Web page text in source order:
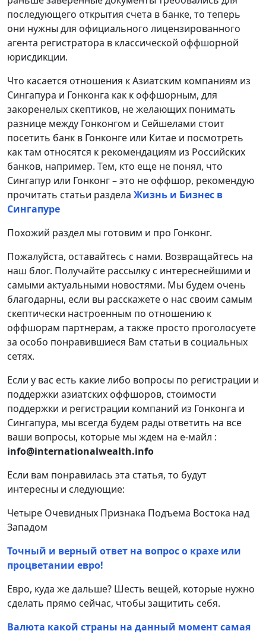
последующего открытия счета в банке, то теперь
они нужны для официального лицензированного
агента регистратора в классической оффшорной
юрисдикции.
Что касается отношения к Азиатским компаниям из
Сингапура и Гонконга как к оффшорным, для
закоренелых скептиков, не желающих понимать
разнице между Гонконгом и Сейшелами стоит
посетить банк в Гонконге или Китае и посмотреть
как там относятся к рекомендациям из Российских
банков, например. Тем, кто еще не понял, что
Сингапур или Гонконг – это не оффшор, рекомендую
прочитать статьи раздела Жизнь и Бизнес в
Сингапуре
Похожий раздел мы готовим и про Гонконг.
Пожалуйста, оставайтесь с нами. Возвращайтесь на
наш блог. Получайте рассылку с интереснейшими и
самыми актуальными новостями. Мы будем очень
благодарны, если вы расскажете о нас своим самым
скептически настроенным по отношению к
оффшорам партнерам, а также просто проголосуете
за особо понравившиеся Вам статьи в социальных
сетях.
Если у вас есть какие либо вопросы по регистрации и
поддержки азиатских оффшоров, стоимости
поддержки и регистрации компаний из Гонконга и
Сингапура, мы всегда будем рады ответить на все
ваши вопросы, которые мы ждем на е-майл :
info@internationalwealth.info
Если вам понравилась эта статья, то будут
интересны и следующие:
Четыре Очевидных Признака Подъема Востока над
Западом
Точный и верный ответ на вопрос о крахе или
процветании евро!
Евро, куда же дальше? Шесть вещей, которые нужно
сделать прямо сейчас, чтобы защитить себя.
Валюта какой страны на данный момент самая